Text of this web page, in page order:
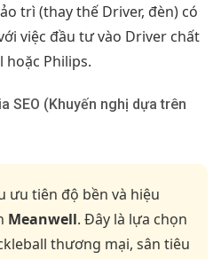
trì (thay thế Driver, đèn) có
việc đầu tư vào Driver chất
Philips.
SEO (Khuyến nghị dựa trên
ưu tiên độ bền và hiệu
Meanwell. Đây là lựa chọn
thương mại, sân tiêu